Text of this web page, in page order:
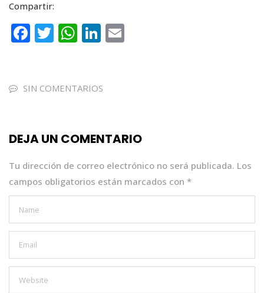
Compartir:
F
e
o
k
T
te
W
ts
p
Li
e
SIN COMENTARIOS
DEJA UN COMENTARIO
Tu dirección de correo electrónico no será publicada. Los
campos obligatorios están marcados con *